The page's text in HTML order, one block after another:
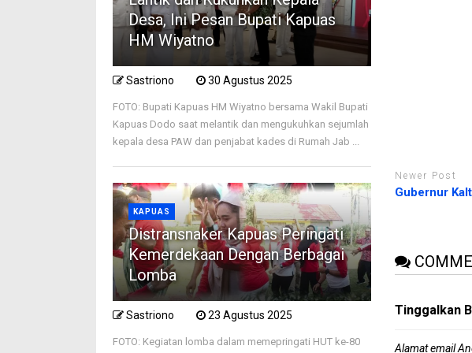
Newer Post
Gubernur
Tinggalkan
Alamat email
Desa, Ini Pesan Bupati Kapuas
HM Wiyatno
Sastriono 30 Agustus 2025
FOTO: Bupati Kapuas HM Wiyatno bersama Wakil Bupati
Kapuas Dodo saat melantik dan mengukuhkan sejumlah
kepala desa PAW dan penjabat kades di Rumah Jab ...
KAPUAS
Distransnaker Kapuas Peringati
Kemerdekaan Dengan Berbagai
Lomba
Sastriono 23 Agustus 2025
FOTO: Kegiatan lomba dalam memepringati HUT ke-80